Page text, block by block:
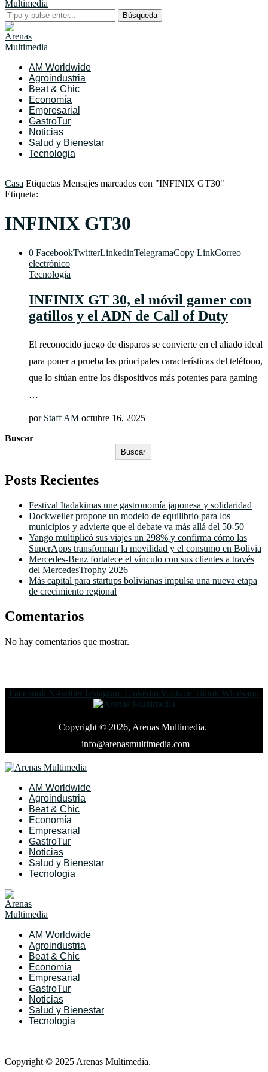
Búsqueda
AM Worldwide
Agroindustria
Beat & Chic
Economía
Empresarial
GastroTur
Noticias
Salud y Bienestar
Tecnologia
Casa Etiquetas Mensajes marcados con "INFINIX GT30"
Etiqueta:
INFINIX GT30
0 FacebookTwitterLinkedinTelegramaCopy LinkCorreo
electrónico
Tecnologia
INFINIX GT 30, el móvil gamer con
gatillos y el ADN de Call of Duty
El reconocido juego de disparos se convierte en el aliado ideal
para poner a prueba las principales características del teléfono,
que lo sitúan entre los dispositivos más potentes para gaming
…
por Staff AM octubre 16, 2025
Buscar
Buscar
Posts Recientes
Festival Itadakimas une gastronomía japonesa y solidaridad
Dockweiler propone un modelo de equilibrio para los
municipios y advierte que el debate va más allá del 50-50
Yango multiplicó sus viajes un 298% y confirma cómo las
SuperApps transforman la movilidad y el consumo en Bolivia
Mercedes-Benz fortalece el vínculo con sus clientes a través
del MercedesTrophy 2026
Más capital para startups bolivianas impulsa una nueva etapa
de crecimiento regional
Comentarios
No hay comentarios que mostrar.
Facebook X-twitter Instagram Linkedin Youtube Tiktok Whatsapp
Copyright © 2026, Arenas Multimedia.
info@arenasmultimedia.com
AM Worldwide
Agroindustria
Beat & Chic
Economía
Empresarial
GastroTur
Noticias
Salud y Bienestar
Tecnologia
AM Worldwide
Agroindustria
Beat & Chic
Economía
Empresarial
GastroTur
Noticias
Salud y Bienestar
Tecnologia
Copyright © 2025 Arenas Multimedia.